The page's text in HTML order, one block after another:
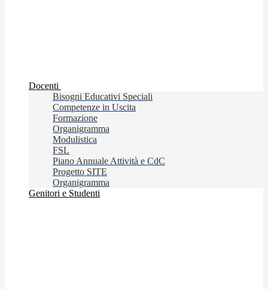
Docenti
Bisogni Educativi Speciali
Competenze in Uscita
Formazione
Organigramma
Modulistica
FSL
Piano Annuale Attività e CdC
Progetto SITE
Organigramma
Genitori e Studenti